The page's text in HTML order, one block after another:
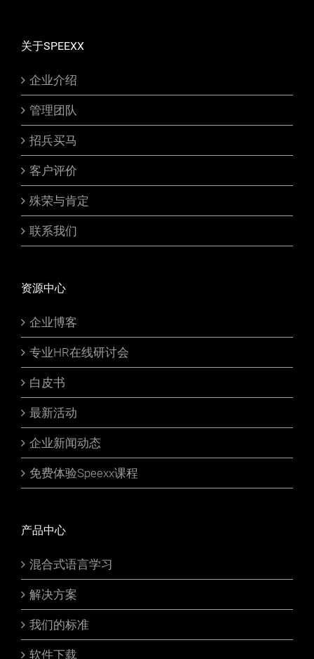
关于SPEEXX
企业介绍
管理团队
招兵买马
客户评价
殊荣与肯定
联系我们
资源中心
企业博客
专业HR在线研讨会
白皮书
最新活动
企业新闻动态
免费体验Speexx课程
产品中心
混合式语言学习
解决方案
我们的标准
软件下载